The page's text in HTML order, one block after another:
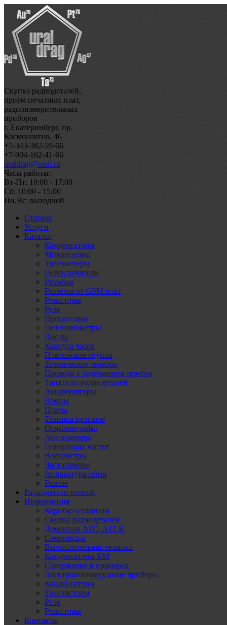
Скупка радиодеталей,
приём печатных плат,
радиоизмерительных
приборов
г. Екатеринбург, пр.
Космонавтов, 46
+7-343-382-59-66
+7-904-162-41-66
uraldrag@mail.ru
Часы работы:
Вт-Пт: 10:00 - 17:00
Сб: 10:00 - 15:00
Пн,Вс: выходной
Главная
Услуги
Каталог
Конденсаторы
Микросхемы
Транзисторы
Переключатели
Разъёмы
Разъемы от GSM плат
Резисторы
Реле
Процессоры
Потенциометры
Диоды
Корпуса часов
Платиновая группа
Техническое серебро
Провода с содежанием серебра
Тантал из радиодеталей
Аккумуляторы
Лампы
Платы
Техника целиком
Осциллографы
Анализаторы
Генераторы частот
Вольтметры
Частотомеры
Аппаратура связи
Разное
Радиодетали почтой
Информация
Коротко о главном
Скупка радиодеталей
Демонтаж АТС, АТСК
Самописцы
Вычислительная техника
Конденсаторы КМ
Содержание в приборах
Электронновакуумные приборы
Конденсаторы
Транзисторы
Реле
Резисторы
Контакты